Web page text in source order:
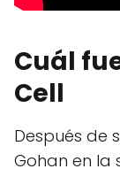
Cuál
Cell
Después de
Gohan en la